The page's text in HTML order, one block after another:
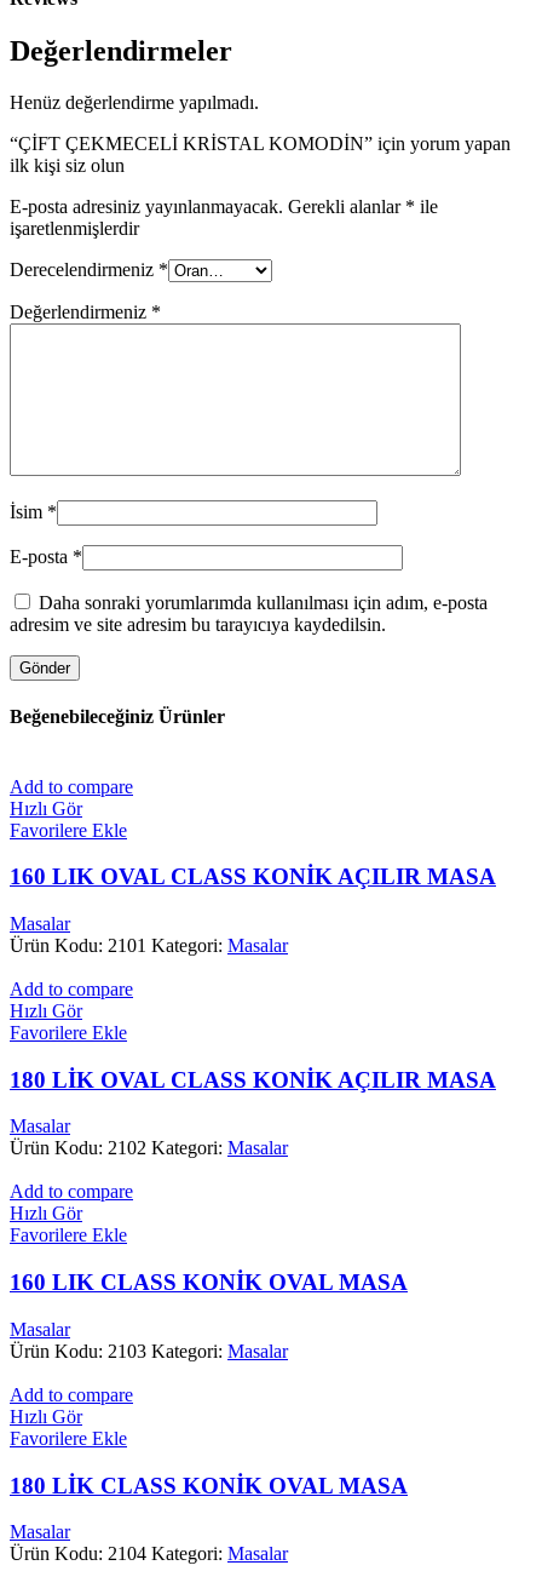
Değerlendirmeler
Henüz değerlendirme yapılmadı.
“ÇİFT ÇEKMECELİ KRİSTAL KOMODİN” için yorum yapan
ilk kişi siz olun
E-posta adresiniz yayınlanmayacak. Gerekli alanlar * ile
işaretlenmişlerdir
Derecelendirmeniz *
Değerlendirmeniz *
İsim *
E-posta *
Daha sonraki yorumlarımda kullanılması için adım, e-posta
adresim ve site adresim bu tarayıcıya kaydedilsin.
Beğenebileceğiniz Ürünler
Add to compare
Hızlı Gör
Favorilere Ekle
160 LIK OVAL CLASS KONİK AÇILIR MASA
Masalar
Ürün Kodu: 2101 Kategori: Masalar
Add to compare
Hızlı Gör
Favorilere Ekle
180 LİK OVAL CLASS KONİK AÇILIR MASA
Masalar
Ürün Kodu: 2102 Kategori: Masalar
Add to compare
Hızlı Gör
Favorilere Ekle
160 LIK CLASS KONİK OVAL MASA
Masalar
Ürün Kodu: 2103 Kategori: Masalar
Add to compare
Hızlı Gör
Favorilere Ekle
180 LİK CLASS KONİK OVAL MASA
Masalar
Ürün Kodu: 2104 Kategori: Masalar